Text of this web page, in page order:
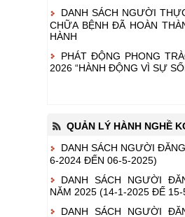
DANH SÁCH NGƯỜI
CHỮA BỆNH ĐÃ HOÀN
HÀNH
PHÁT ĐỘNG PHONG
2026 “HÀNH ĐỘNG VÌ SỰ
QUẢN LÝ HÀNH NGHỀ
DANH SÁCH NGƯỜI
6-2024 ĐẾN 06-5-2025)
DANH SÁCH NGƯỜI
NĂM 2025 (14-1-2025 ĐẾ 15-
DANH SÁCH NGƯỜI